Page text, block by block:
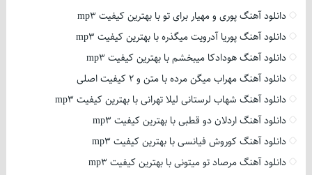
دانلود آهنگ پوری و مهیار برای تو با بهترین کیفیت mp3
دانلود آهنگ پوریا آدرویت میگذره با بهترین کیفیت mp3
دانلود آهنگ هودادکا میبخشم با بهترین کیفیت mp3
دانلود آهنگ مهراب میگن مرده با متن و 2 کیفیت اصلی
دانلود آهنگ شهاب لرستانی لیلا تهرانی با بهترین کیفیت mp3
دانلود آهنگ اردلان دو قطبی با بهترین کیفیت mp3
دانلود آهنگ کوروش فیانسی با بهترین کیفیت mp3
دانلود آهنگ مرصاد تو میتونی با بهترین کیفیت mp3